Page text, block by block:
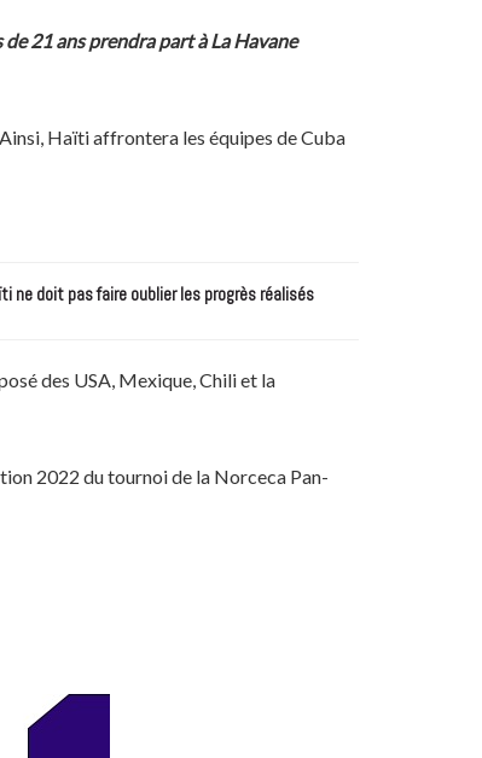
21 ans prendra part à La Havane
Haïti affrontera les équipes de Cuba
ne doit pas faire oublier les progrès réalisés
des USA, Mexique, Chili et la
2022 du tournoi de la Norceca Pan-